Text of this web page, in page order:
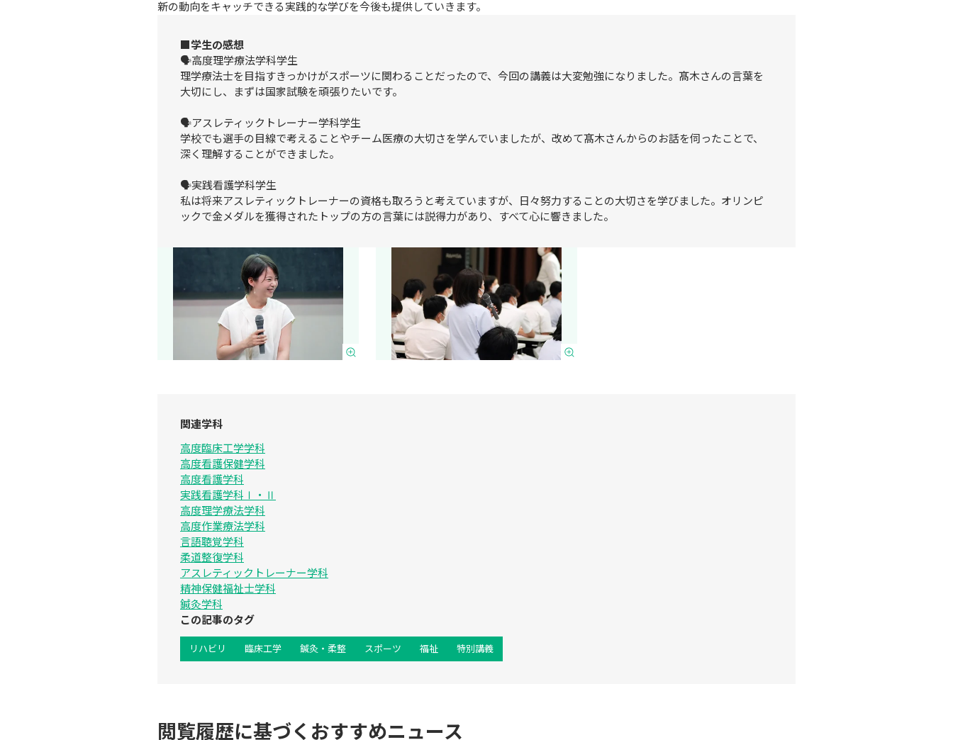
新の動向をキャッチできる実践的な学びを今後も提供していきます。
■学生の感想
🗣️高度理学療法学科学生
理学療法士を目指すきっかけがスポーツに関わることだったので、今回の講義は大変勉強になりました。髙木さんの言葉を
大切にし、まずは国家試験を頑張りたいです。
🗣️アスレティックトレーナー学科学生
学校でも選手の目線で考えることやチーム医療の大切さを学んでいましたが、改めて髙木さんからのお話を伺ったことで、
深く理解することができました。
🗣️実践看護学科学生
私は将来アスレティックトレーナーの資格も取ろうと考えていますが、日々努力することの大切さを学びました。オリンピ
ックで金メダルを獲得されたトップの方の言葉には説得力があり、すべて心に響きました。
関連学科
高度臨床工学学科
高度看護保健学科
高度看護学科
実践看護学科Ⅰ・Ⅱ
高度理学療法学科
高度作業療法学科
言語聴覚学科
柔道整復学科
アスレティックトレーナー学科
精神保健福祉士学科
鍼灸学科
この記事のタグ
リハビリ 臨床工学 鍼灸・柔整 スポーツ 福祉 特別講義
閲覧履歴に基づくおすすめニュース